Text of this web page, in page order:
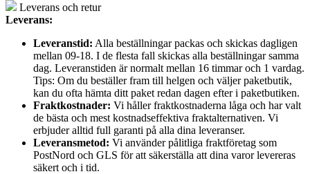
Leverans och retur
Leverans:
Leveranstid: Alla beställningar packas och skickas dagligen
mellan 09-18. I de flesta fall skickas alla beställningar samma
dag. Leveranstiden är normalt mellan 16 timmar och 1 vardag.
Tips: Om du beställer fram till helgen och väljer paketbutik,
kan du ofta hämta ditt paket redan dagen efter i paketbutiken.
Fraktkostnader: Vi håller fraktkostnaderna låga och har valt
de bästa och mest kostnadseffektiva fraktalternativen. Vi
erbjuder alltid full garanti på alla dina leveranser.
Leveransmetod: Vi använder pålitliga fraktföretag som
PostNord och GLS för att säkerställa att dina varor levereras
säkert och i tid.